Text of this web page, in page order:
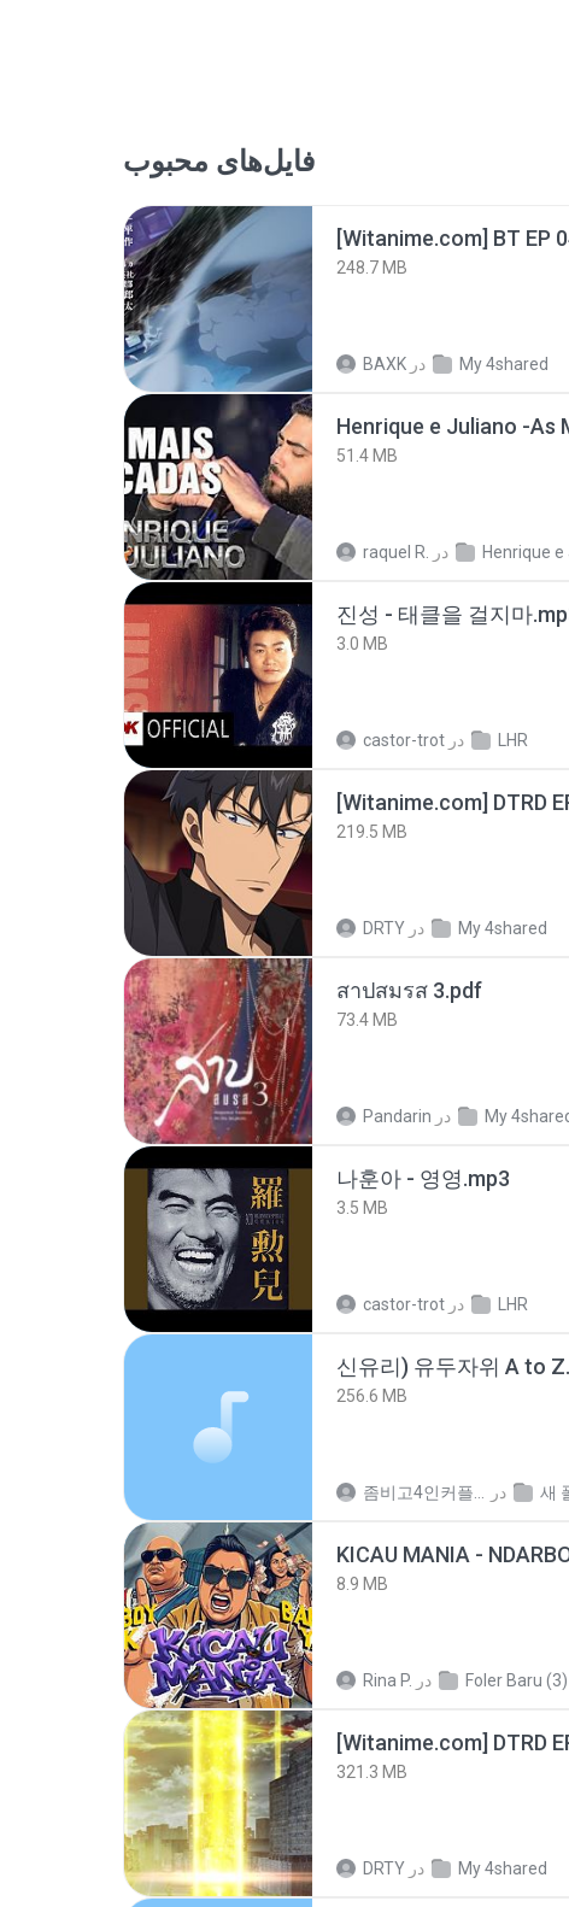
فایل‌های محبوب
[Witanime.com] BT EP
248.7 MB
BAXK در My 4shared
51.4 MB
raquel R. در
진성 - 태클을 걸지마
3.0 MB
castor-trot در LHR
[Witanime.com] DTRD
219.5 MB
DRTY در My 4shared
สาปสมรส 3.pdf
73.4 MB
Pandarin در My
나훈아 - 영영.mp3
3.5 MB
castor-trot در LHR
신유리) 유두자위 A to
256.6 MB
در 새
8.9 MB
Rina P. در Foler Baru (3)
[Witanime.com] DTRD
321.3 MB
DRTY در My 4shared